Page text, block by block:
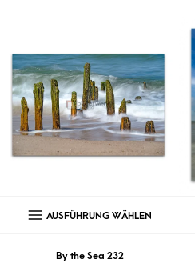
AUSFÜHRUNG WÄHLEN
By the Sea 232